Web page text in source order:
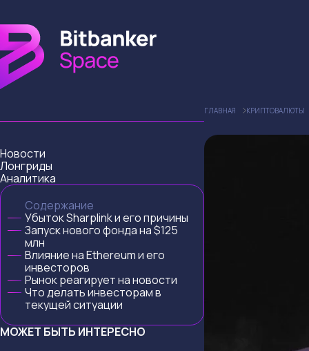
Новости
Лонгриды
Аналитика
Содержание
Убыток Sharplink и его причины
Запуск нового фонда на $125
млн
Влияние на Ethereum и его
инвесторов
Рынок реагирует на новости
Что делать инвесторам в
текущей ситуации
МОЖЕТ БЫТЬ ИНТЕРЕСНО
ГЛАВНАЯ КРИПТОВАЛЮТЫ